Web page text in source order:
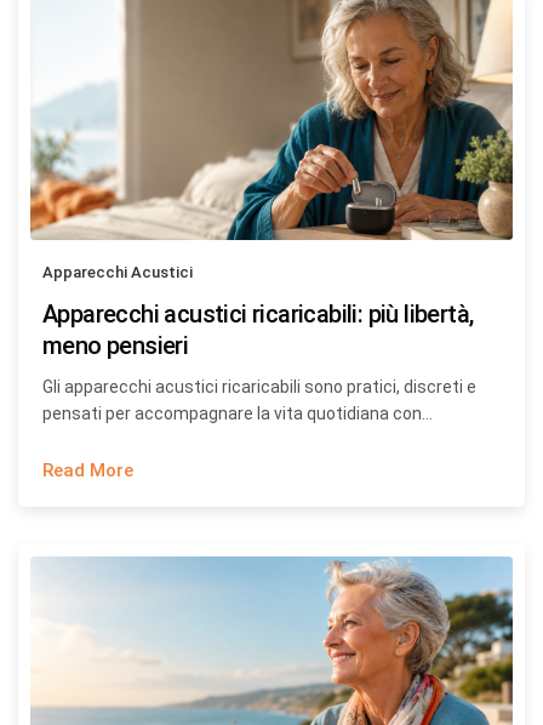
Apparecchi Acustici
Apparecchi acustici ricaricabili: più libertà,
meno pensieri
Gli apparecchi acustici ricaricabili sono pratici, discreti e
pensati per accompagnare la vita quotidiana con…
Read More